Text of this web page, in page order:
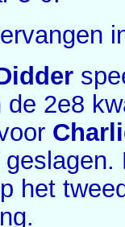
de 2e8
het